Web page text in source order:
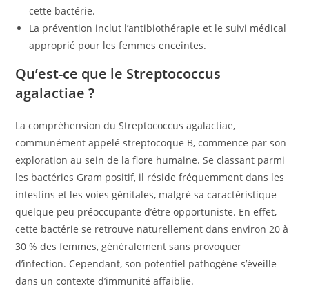
cette bactérie.
La prévention inclut l’antibiothérapie et le suivi médical
approprié pour les femmes enceintes.
Qu’est-ce que le Streptococcus
agalactiae ?
La compréhension du Streptococcus agalactiae,
communément appelé streptocoque B, commence par son
exploration au sein de la flore humaine. Se classant parmi
les bactéries Gram positif, il réside fréquemment dans les
intestins et les voies génitales, malgré sa caractéristique
quelque peu préoccupante d’être opportuniste. En effet,
cette bactérie se retrouve naturellement dans environ 20 à
30 % des femmes, généralement sans provoquer
d’infection. Cependant, son potentiel pathogène s’éveille
dans un contexte d’immunité affaiblie.